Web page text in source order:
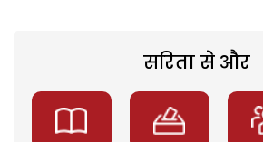
सरिता से और